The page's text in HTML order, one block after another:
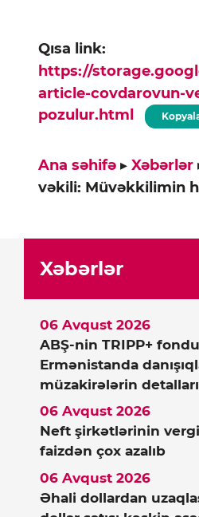
Qısa link:
https://
article-covdarovun-
pozulur.html
Ana səhifə ▸ Xəbərlər
vəkili: Müvəkkilimin
Xəbərlər
ABŞ-nin TRIPP+
Ermənistanda
müzakirələrin detalları
06 Avqust 2026
Neft şirkətlərinin
faizdən çox azalıb
06 Avqust 2026
Əhali dollardan
06 Avqust 2026